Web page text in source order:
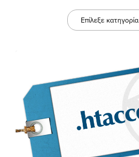
Επίλεξε κατηγορία